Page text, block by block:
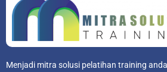
Menjadi mitra solusi pelatihan training